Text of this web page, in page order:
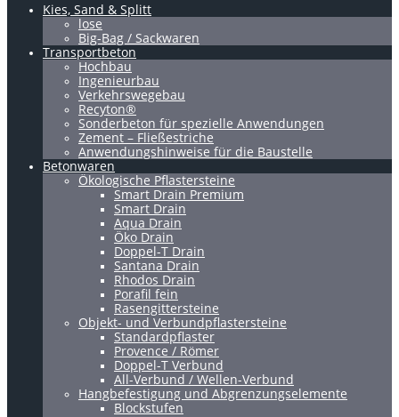
Kies, Sand & Splitt
lose
Big-Bag / Sackwaren
Transportbeton
Hochbau
Ingenieurbau
Verkehrswegebau
Recyton®
Sonderbeton für spezielle Anwendungen
Zement – Fließestriche
Anwendungshinweise für die Baustelle
Betonwaren
Ökologische Pflastersteine
Smart Drain Premium
Smart Drain
Aqua Drain
Öko Drain
Doppel-T Drain
Santana Drain
Rhodos Drain
Porafil fein
Rasengittersteine
Objekt- und Verbundpflastersteine
Standardpflaster
Provence / Römer
Doppel-T Verbund
All-Verbund / Wellen-Verbund
Hangbefestigung und Abgrenzungselemente
Blockstufen